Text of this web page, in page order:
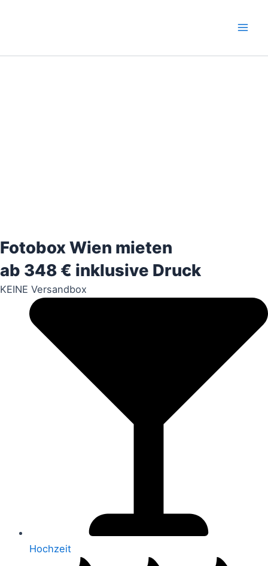
Fotobox Wien mieten
ab 348 € inklusive Druck
KEINE Versandbox
Hochzeit